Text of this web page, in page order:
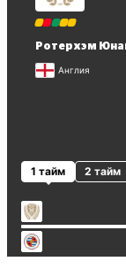
Ротерхэм
Англия
1 тайм 2 тайм